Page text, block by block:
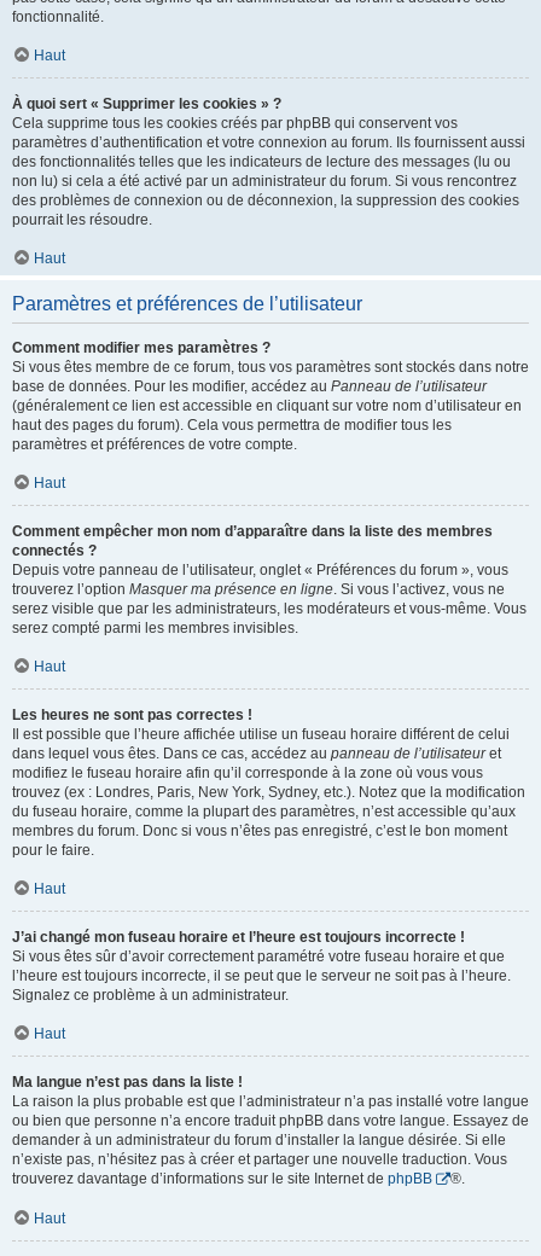
fonctionnalité.
Haut
À quoi sert « Supprimer les cookies » ?
Cela supprime tous les cookies créés par phpBB qui conservent vos
paramètres d’authentification et votre connexion au forum. Ils fournissent aussi
des fonctionnalités telles que les indicateurs de lecture des messages (lu ou
non lu) si cela a été activé par un administrateur du forum. Si vous rencontrez
des problèmes de connexion ou de déconnexion, la suppression des cookies
pourrait les résoudre.
Haut
Paramètres et préférences de l’utilisateur
Comment modifier mes paramètres ?
Si vous êtes membre de ce forum, tous vos paramètres sont stockés dans notre
base de données. Pour les modifier, accédez au Panneau de l’utilisateur
(généralement ce lien est accessible en cliquant sur votre nom d’utilisateur en
haut des pages du forum). Cela vous permettra de modifier tous les
paramètres et préférences de votre compte.
Haut
Comment empêcher mon nom d’apparaître dans la liste des membres
connectés ?
Depuis votre panneau de l’utilisateur, onglet « Préférences du forum », vous
trouverez l’option Masquer ma présence en ligne. Si vous l’activez, vous ne
serez visible que par les administrateurs, les modérateurs et vous-même. Vous
serez compté parmi les membres invisibles.
Haut
Les heures ne sont pas correctes !
Il est possible que l’heure affichée utilise un fuseau horaire différent de celui
dans lequel vous êtes. Dans ce cas, accédez au panneau de l’utilisateuret
modifiez le fuseau horaire afin qu’il corresponde à la zone où vous vous
trouvez (ex : Londres, Paris, New York, Sydney, etc.). Notez que la modification
du fuseau horaire, comme la plupart des paramètres, n’est accessible qu’aux
membres du forum. Donc si vous n’êtes pas enregistré, c’est le bon moment
pour le faire.
Haut
J’ai changé mon fuseau horaire et l’heure est toujours incorrecte !
Si vous êtes sûr d’avoir correctement paramétré votre fuseau horaire et que
l’heure est toujours incorrecte, il se peut que le serveur ne soit pas à l’heure.
Signalez ce problème à un administrateur.
Haut
Ma langue n’est pas dans la liste !
La raison la plus probable est que l’administrateur n’a pas installé votre langue
ou bien que personne n’a encore traduit phpBB dans votre langue. Essayez de
demander à un administrateur du forum d’installer la langue désirée. Si elle
n’existe pas, n’hésitez pas à créer et partager une nouvelle traduction. Vous
trouverez davantage d’informations sur le site Internet de phpBB ®.
Haut